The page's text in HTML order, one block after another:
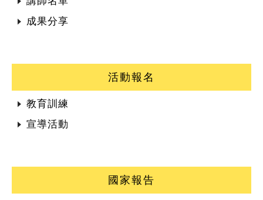
成果分享
活動報名
教育訓練
宣導活動
國家報告